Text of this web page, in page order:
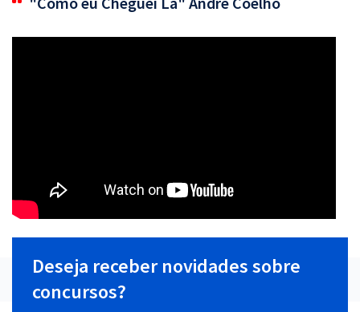
Deseja receber novidades sobre
concursos?